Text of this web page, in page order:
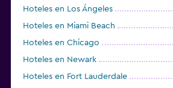
Hoteles en Los Ángeles
Hoteles en Miami Beach
Hoteles en Chicago
Hoteles en Newark
Hoteles en Fort Lauderdale